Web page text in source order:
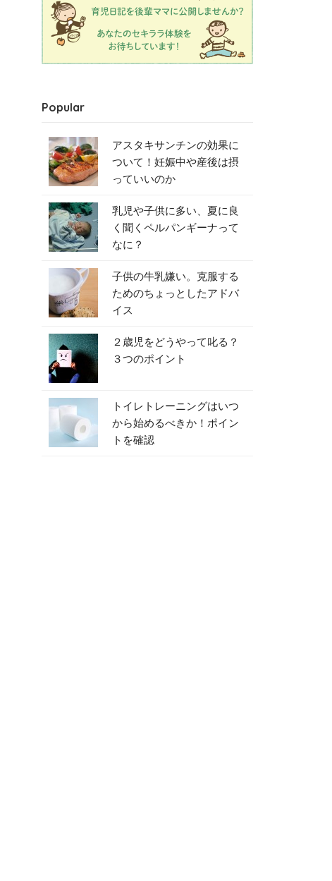
Popular
アスタキサンチンの効果に
ついて！妊娠中や産後は摂
っていいのか
乳児や子供に多い、夏に良
く聞くペルパンギーナって
なに？
子供の牛乳嫌い。克服する
ためのちょっとしたアドバ
イス
２歳児をどうやって叱る？
３つのポイント
トイレトレーニングはいつ
から始めるべきか！ポイン
トを確認